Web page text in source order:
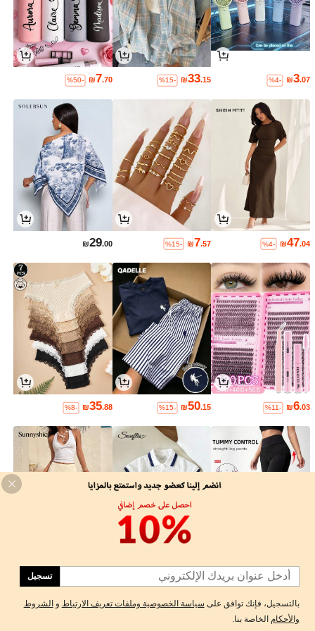
₪3.07
%4-
₪33.15
%15-
₪7.70
%50-
₪47.04
%4-
₪7.57
%15-
₪29.00
₪6.03
%11-
₪50.15
%15-
₪35.88
%8-
39
₪29.00
53
تسجيل
بالتسجيل، فإنك توافق على سياسة الخصوصية وملفات تعريف الارتباط و الشروط
والأحكام الخاصة بنا.